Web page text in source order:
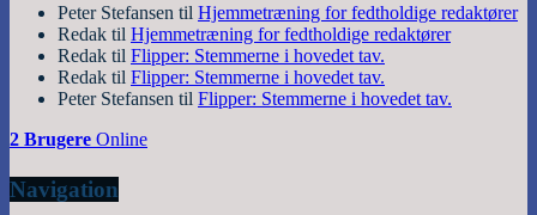
Peter Stefansen til Hjemmetræning for fedtholdige redaktører
Redak til Hjemmetræning for fedtholdige redaktører
Redak til Flipper: Stemmerne i hovedet tav.
Redak til Flipper: Stemmerne i hovedet tav.
Peter Stefansen til Flipper: Stemmerne i hovedet tav.
2 Brugere Online
Navigation